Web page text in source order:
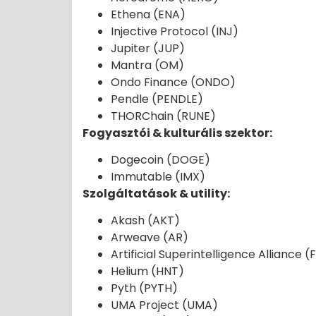
Ethena (ENA)
Injective Protocol (INJ)
Jupiter (JUP)
Mantra (OM)
Ondo Finance (ONDO)
Pendle (PENDLE)
THORChain (RUNE)
Fogyasztói & kulturális szektor:
Dogecoin (DOGE)
Immutable (IMX)
Szolgáltatások & utility:
Akash (AKT)
Arweave (AR)
Artificial Superintelligence Alliance
Helium (HNT)
Pyth (PYTH)
UMA Project (UMA)